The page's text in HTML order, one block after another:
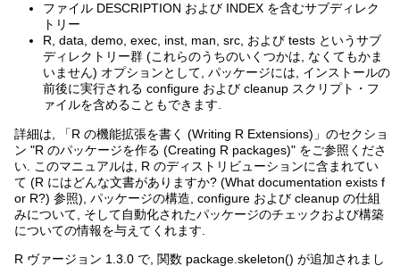
ファイル DESCRIPTION および INDEX を含むサブディレク
トリー
R, data, demo, exec, inst, man, src, および tests というサブ
ディレクトリー群 (これらのうちのいくつかは, なくてもかま
いません) オプションとして, パッケージには, インストールの
前後に実行される configure および cleanup スクリプト・フ
ァイルを含めることもできます.
詳細は, 「R の機能拡張を書く (Writing R Extensions)」のセクショ
ン "R のパッケージを作る (Creating R packages)" をご参照くださ
い. このマニュアルは, R のディストリビューションに含まれてい
て (R にはどんな文書がありますか? (What documentation exists f
or R?) 参照), パッケージの構造, configure および cleanup の仕組
みについて, そして自動化されたパッケージのチェックおよび構築
についての情報を与えてくれます.
R ヴァージョン 1.3.0 で, 関数 package.skeleton() が追加されまし